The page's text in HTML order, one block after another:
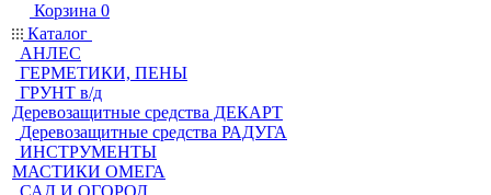
Корзина 0
Каталог
АНЛЕС
ГЕРМЕТИКИ, ПЕНЫ
ГРУНТ в/д
Деревозащитные средства ДЕКАРТ
Деревозащитные средства РАДУГА
ИНСТРУМЕНТЫ
МАСТИКИ ОМЕГА
САД И ОГОРОД